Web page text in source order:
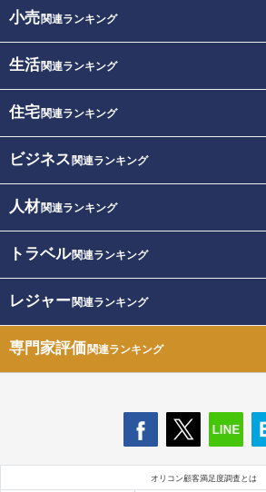
小売関連ランキング
生活関連ランキング
住宅関連ランキング
ビジネス 関連ランキング
人材関連ランキング
トラベル関連ランキング
レジャー関連ランキング
専門家評価関連ランキング
オリコン顧客満足度調査とは